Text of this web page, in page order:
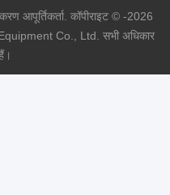
आपूर्तिकर्ता. कॉपीराइट © -2026
Co., Ltd. सभी अधिकार